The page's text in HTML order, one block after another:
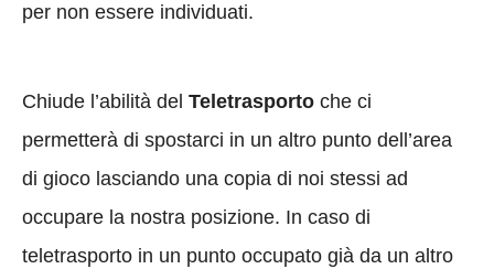
per non essere individuati.
Chiude l’abilità del Teletrasporto che ci
permetterà di spostarci in un altro punto dell’area
di gioco lasciando una copia di noi stessi ad
occupare la nostra posizione. In caso di
teletrasporto in un punto occupato già da un altro